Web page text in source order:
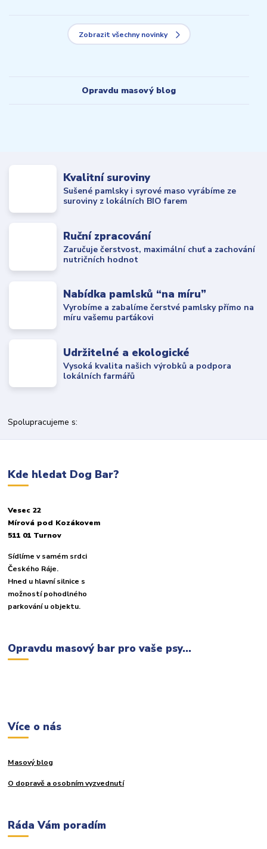
Zobrazit všechny novinky
Opravdu masový blog
Kvalitní suroviny
Sušené pamlsky i syrové maso vyrábíme ze
suroviny z lokálních BIO farem
Ruční zpracování
Zaručuje čerstvost, maximální chuť a zachování
nutričních hodnot
Nabídka pamlsků “na míru”
Vyrobíme a zabalíme čerstvé pamlsky přímo na
míru vašemu parťákovi
Udržitelné a ekologické
Vysoká kvalita našich výrobků a podpora
lokálních farmářů
Spolupracujeme s:
Kde hledat Dog Bar?
Vesec 22
Mírová pod Kozákovem
511 01 Turnov
Sídlíme v samém srdci
Českého Ráje.
Hned u hlavní silnice s
možností pohodlného
parkování u objektu.
Opravdu masový bar pro vaše psy...
Více o nás
Masový blog
O dopravě a osobním vyzvednutí
Ráda Vám poradím